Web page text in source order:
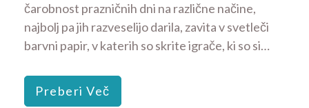
čarobnost prazničnih dni na različne načine,
najbolj pa jih razveselijo darila, zavita v svetleči
barvni papir, v katerih so skrite igrače, ki so si…
Preberi Več